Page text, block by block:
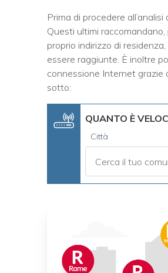
Prima di procedere
Questi ultimi
proprio indirizzo di
essere raggiunte. È inoltre
connessione Internet grazie
sotto:
QUANTO È
Città